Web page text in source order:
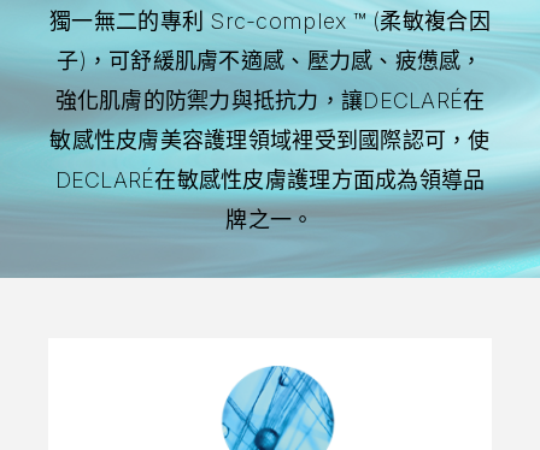
獨一無二的專利 Src-complex ™ (柔敏複合因
子)，可舒緩肌膚不適感、壓力感、疲憊感，
強化肌膚的防禦力與抵抗力，讓DECLARÉ在
敏感性皮膚美容護理領域裡受到國際認可，使
DECLARÉ在敏感性皮膚護理方面成為領導品
牌之一。